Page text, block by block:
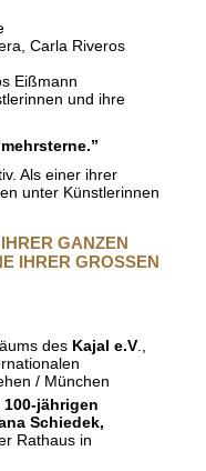
Carla Riveros
Eißmann
und ihre
Als einer ihrer
unter Künstlerinnen
GANZEN
IHRER GROSSEN P
des Kajal e.V
/ München
100-jährigen
Schiedek,
Rathaus in